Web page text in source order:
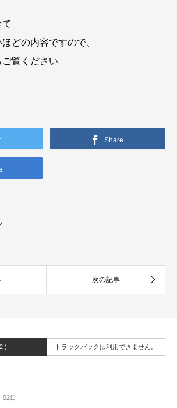
どの内容ですので、
覧ください
Share
) トラックバックは利用できません。
02日